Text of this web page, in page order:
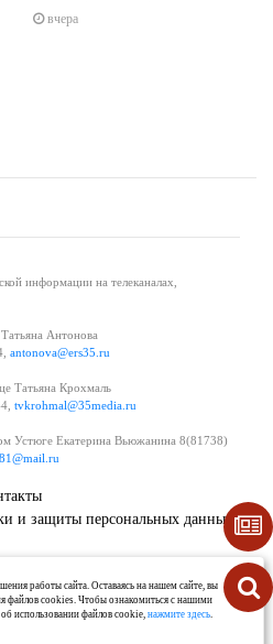
вчера
информации на телеканалах,
Антонова
antonova@ers35.ru
Татьяна Крохмаль
tvkrohmal@35media.ru
Устюге Екатерина Вьюжанина 8(81738)
и защиты персональных данных
работы сайта. Оставаясь на нашем сайте, вы
файлов cookies. Чтобы ознакомиться с нашими
использовании файлов cookie,нажмите здесь.